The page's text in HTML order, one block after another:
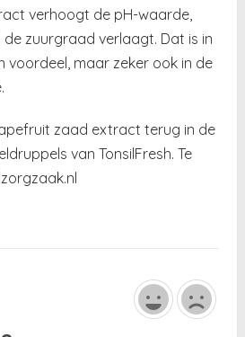
verhoogt de pH-waarde,
zuurgraad verlaagt. Dat is in
voordeel, maar zeker ook in de
zaad extract terug in de
van TonsilFresh. Te